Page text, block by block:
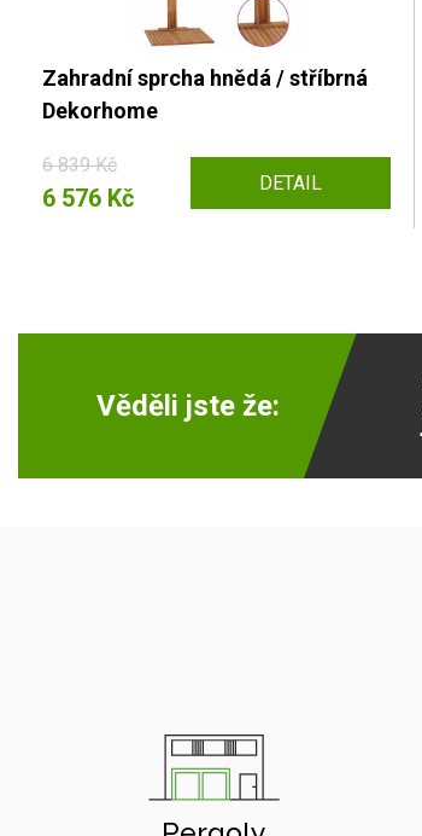
Zahradní sprcha hnědá / stříbrná
Dekorhome
6 839 Kč
6 576 Kč DETAIL
Věděli jste že: